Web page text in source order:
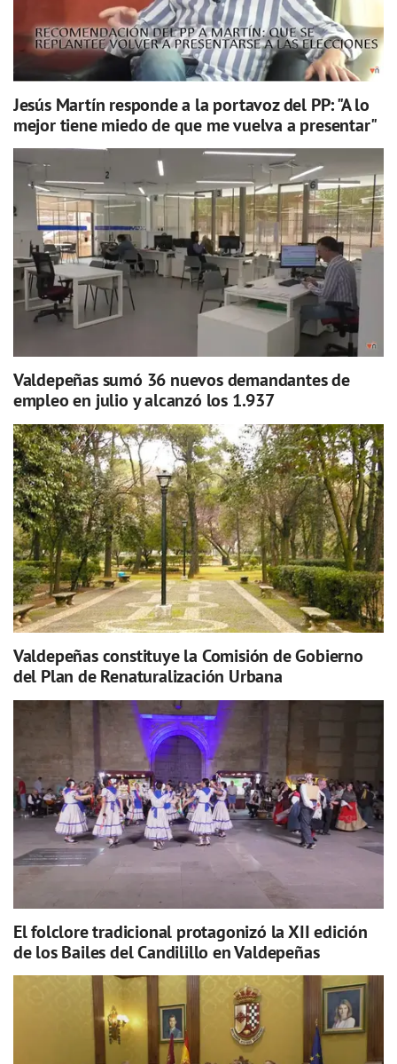
Jesús Martín responde a la portavoz del PP: "A lo
mejor tiene miedo de que me vuelva a presentar"
Valdepeñas sumó 36 nuevos demandantes de
empleo en julio y alcanzó los 1.937
Valdepeñas constituye la Comisión de Gobierno
del Plan de Renaturalización Urbana
El folclore tradicional protagonizó la XII edición
de los Bailes del Candilillo en Valdepeñas